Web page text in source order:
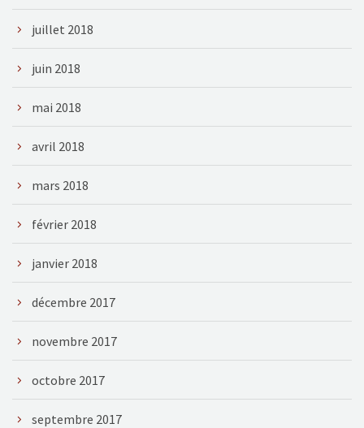
juillet 2018
juin 2018
mai 2018
avril 2018
mars 2018
février 2018
janvier 2018
décembre 2017
novembre 2017
octobre 2017
septembre 2017